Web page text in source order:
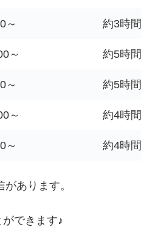
～ 約3時間
～ 約5時間
～ 約5時間
～ 約4時間
～ 約4時間
あります。
できます♪